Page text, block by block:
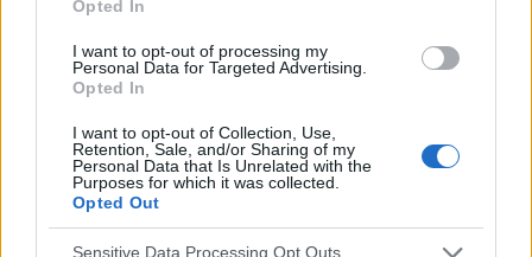
Opted In
I want to opt-out of processing my
Personal Data for Targeted Advertising.
Opted In
I want to opt-out of Collection, Use,
Retention, Sale, and/or Sharing of my
Personal Data that Is Unrelated with the
Purposes for which it was collected.
Opted Out
Sensitive Data Processing Opt Outs
Voir aussi en
Les sources
Jakubowska U., Thérapie humaniste-existentielle. In :
Psychotherapy. Theory. Edited by Grzesiuk L., Warsaw : Eneteia
2005, 177-188.